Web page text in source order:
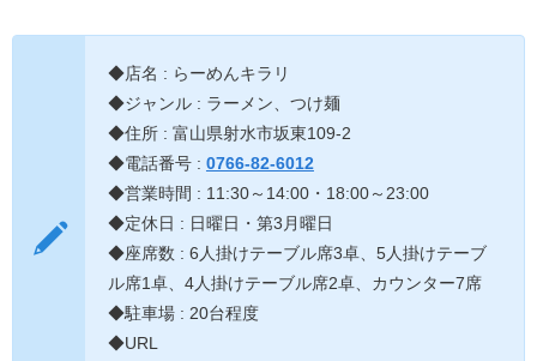
◆店名 : らーめんキラリ
◆ジャンル : ラーメン、つけ麺
◆住所 : 富山県射水市坂東109-2
◆電話番号 : 0766-82-6012
◆営業時間 : 11:30～14:00・18:00～23:00
◆定休日 : 日曜日・第3月曜日
◆座席数 : 6人掛けテーブル席3卓、5人掛けテーブ
ル席1卓、4人掛けテーブル席2卓、カウンター7席
◆駐車場 : 20台程度
◆URL